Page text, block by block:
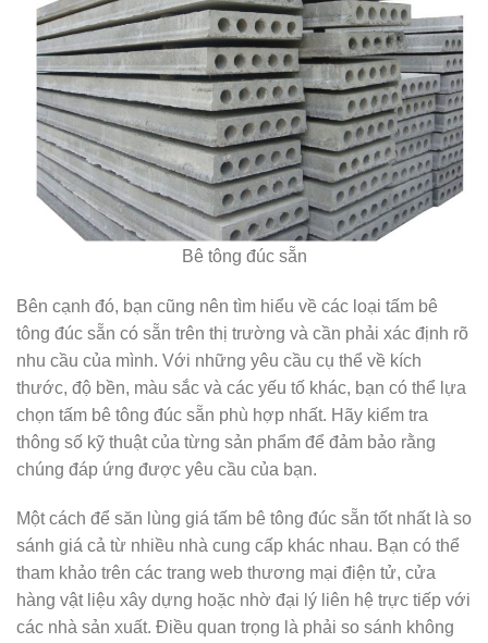
Bê tông đúc sẵn
Bên cạnh đó, bạn cũng nên tìm hiểu về các loại tấm bê
tông đúc sẵn có sẵn trên thị trường và cần phải xác định rõ
nhu cầu của mình. Với những yêu cầu cụ thể về kích
thước, độ bền, màu sắc và các yếu tố khác, bạn có thể lựa
chọn tấm bê tông đúc sẵn phù hợp nhất. Hãy kiểm tra
thông số kỹ thuật của từng sản phẩm để đảm bảo rằng
chúng đáp ứng được yêu cầu của bạn.
Một cách để săn lùng giá tấm bê tông đúc sẵn tốt nhất là so
sánh giá cả từ nhiều nhà cung cấp khác nhau. Bạn có thể
tham khảo trên các trang web thương mại điện tử, cửa
hàng vật liệu xây dựng hoặc nhờ đại lý liên hệ trực tiếp với
các nhà sản xuất. Điều quan trọng là phải so sánh không